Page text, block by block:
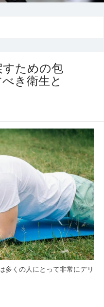
ための包
き衛生と
多くの人にとって非常にデリ